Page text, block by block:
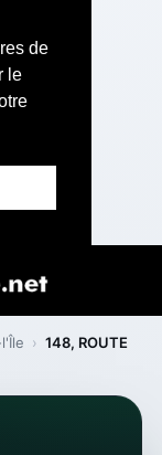
de
le
› 148, ROUTE